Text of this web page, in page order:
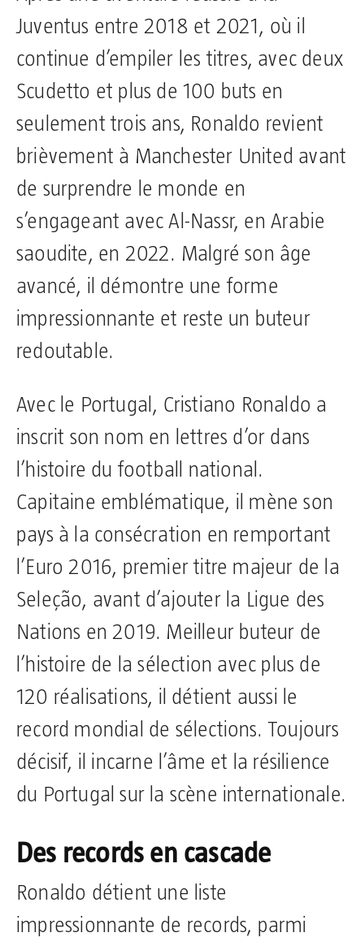
Juventus entre 2018 et 2021, où il
continue d’empiler les titres, avec deux
Scudetto et plus de 100 buts en
seulement trois ans, Ronaldo revient
brièvement à Manchester United avant
de surprendre le monde en
s’engageant avec Al-Nassr, en Arabie
saoudite, en 2022. Malgré son âge
avancé, il démontre une forme
impressionnante et reste un buteur
redoutable.
Avec le Portugal, Cristiano Ronaldo a
inscrit son nom en lettres d’or dans
l’histoire du football national.
Capitaine emblématique, il mène son
pays à la consécration en remportant
l’Euro 2016, premier titre majeur de la
Seleção, avant d’ajouter la Ligue des
Nations en 2019. Meilleur buteur de
l’histoire de la sélection avec plus de
120 réalisations, il détient aussi le
record mondial de sélections. Toujours
décisif, il incarne l’âme et la résilience
du Portugal sur la scène internationale.
Des records en cascade
Ronaldo détient une liste
impressionnante de records, parmi